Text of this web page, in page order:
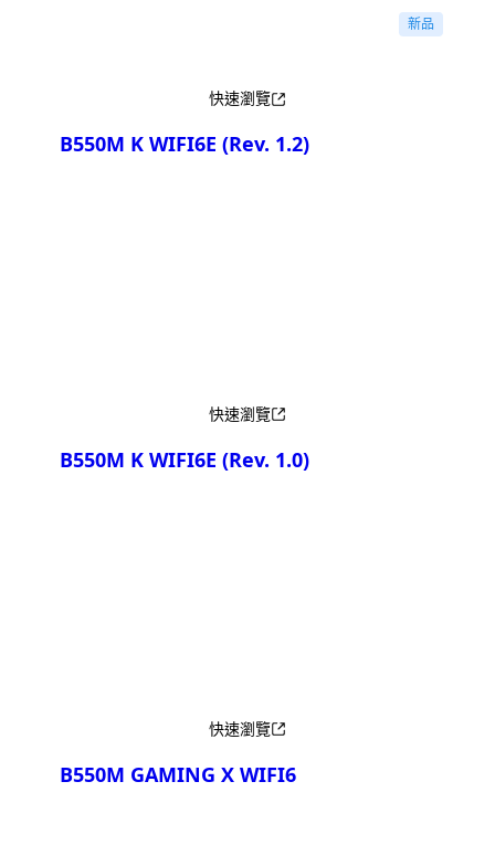
新品
快速瀏覽
B550M K WIFI6E (Rev. 1.2)
快速瀏覽
B550M K WIFI6E (Rev. 1.0)
快速瀏覽
B550M GAMING X WIFI6